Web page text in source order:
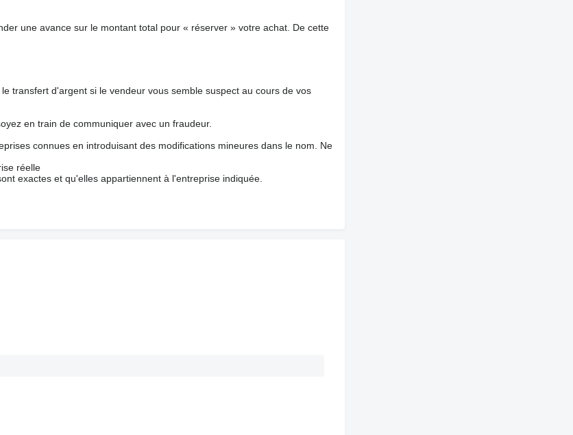
une avance sur le montant total pour « réserver » votre achat. De cette
transfert d'argent si le vendeur vous semble suspect au cours de vos
en train de communiquer avec un fraudeur.
connues en introduisant des modifications mineures dans le nom. Ne
réelle
exactes et qu'elles appartiennent à l'entreprise indiquée.